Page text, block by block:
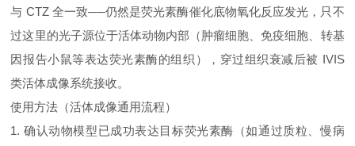
与 CTZ 全一致──仍然是荧光素酶催化底物氧化反应发光，只不
过这里的光子源位于活体动物内部（肿瘤细胞、免疫细胞、转基
因报告小鼠等表达荧光素酶的组织），穿过组织衰减后被 IVIS
类活体成像系统接收。
使用方法（活体成像通用流程）
1. 确认动物模型已成功表达目标荧光素酶（如通过质粒、慢病